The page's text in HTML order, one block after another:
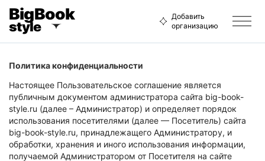
BigBook
style
Добавить
организацию
Политика конфиденциальности
Настоящее Пользовательское соглашение является
публичным документом администратора сайта big-book-
style.ru (далее – Администратор) и определяет порядок
использования посетителями (далее — Посетитель) сайта
big-book-style.ru, принадлежащего Администратору, и
обработки, хранения и иного использования информации,
получаемой Администратором от Посетителя на сайте